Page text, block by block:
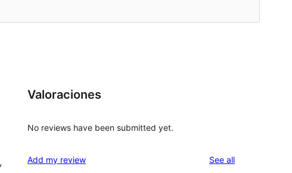
Valoraciones
No reviews have been submitted yet.
Add my review See allreviews